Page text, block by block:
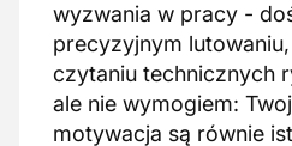
wyzwania w pracy -
precyzyjnym
czytaniu technicznych
ale nie wymogiem:
motywacja są równie